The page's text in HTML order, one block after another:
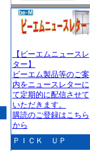
【ビーエムニュースレ
ター】
ビーエム製品等のご案
内をニュースレターに
て定期的に配信させて
いただきます。
購読のご登録はこちら
から
ＰＩＣＫ ＵＰ